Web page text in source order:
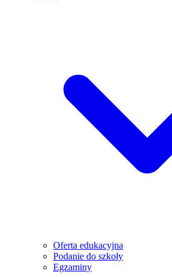
Oferta edukacyjna
Podanie do szkoły
Egzaminy